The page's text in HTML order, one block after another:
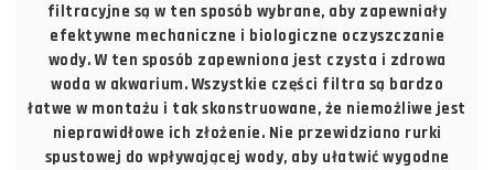
filtracyjne są w ten sposób wybrane, aby zapewniały
efektywne mechaniczne i biologiczne oczyszczanie
wody. W ten sposób zapewniona jest czysta i zdrowa
woda w akwarium. Wszystkie części filtra są bardzo
łatwe w montażu i tak skonstruowane, że niemożliwe jest
nieprawidłowe ich złożenie. Nie przewidziano rurki
spustowej do wpływającej wody, aby ułatwić wygodne